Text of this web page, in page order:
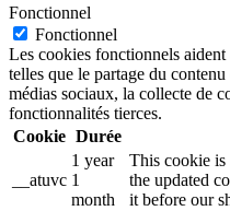
Fonctionnel
Fonctionnel
Les cookies fonctionnels
telles que le partage du
médias sociaux, la collecte de
fonctionnalités tierces.
Cookie Durée
__atuvc
1 year
1
month
This cookie is
the updated
it before our